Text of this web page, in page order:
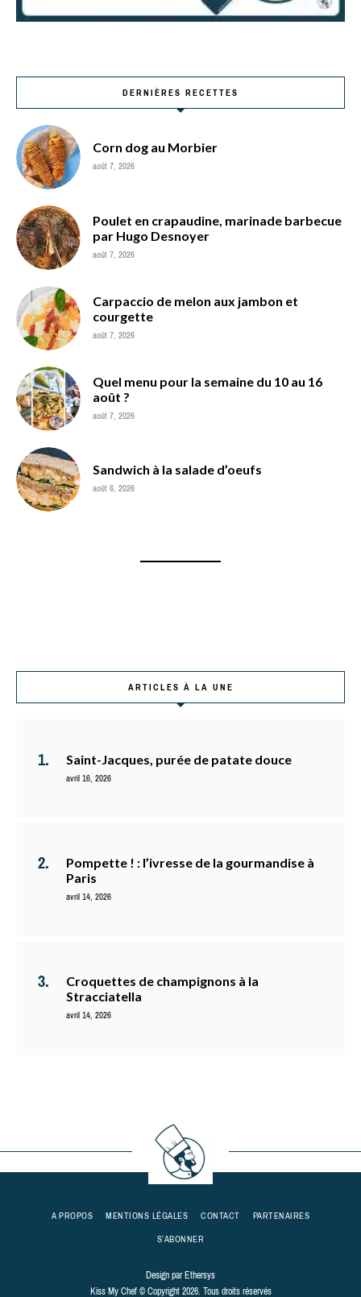
DERNIÈRES RECETTES
Corn dog au Morbier
août 7, 2026
Poulet en crapaudine, marinade barbecue
par Hugo Desnoyer
août 7, 2026
Carpaccio de melon aux jambon et
courgette
août 7, 2026
Quel menu pour la semaine du 10 au 16
août ?
août 7, 2026
Sandwich à la salade d’oeufs
août 6, 2026
ARTICLES À LA UNE
Saint-Jacques, purée de patate douce
avril 16, 2026
Pompette ! : l’ivresse de la gourmandise à
Paris
avril 14, 2026
Croquettes de champignons à la
Stracciatella
avril 14, 2026
A PROPOS MENTIONS LÉGALES CONTACT
PARTENAIRES
S’ABONNER
Design parEthersys
Kiss My Chef © Copyright 2026. Tous droits réservés